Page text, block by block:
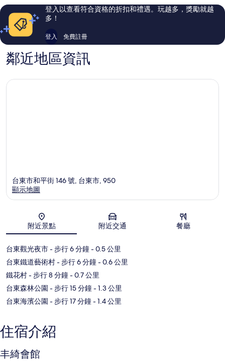
評
論
評
論
登入以查看符合資格的折扣和禮遇。玩越多，獎勵就越
多！
登入 免費註冊
鄰近地區資訊
地圖
台東市和平街 146 號, 台東市, 950
顯示地圖
附近景點 附近交通 餐廳
台東觀光夜市- 步行 6 分鐘- 0.5 公里
台東鐵道藝術村- 步行 6 分鐘- 0.6 公里
鐵花村- 步行 8 分鐘- 0.7 公里
台東森林公園 - 步行 15 分鐘- 1.3 公里
台東海濱公園 - 步行 17 分鐘- 1.4 公里
住宿介紹
丰綺會館